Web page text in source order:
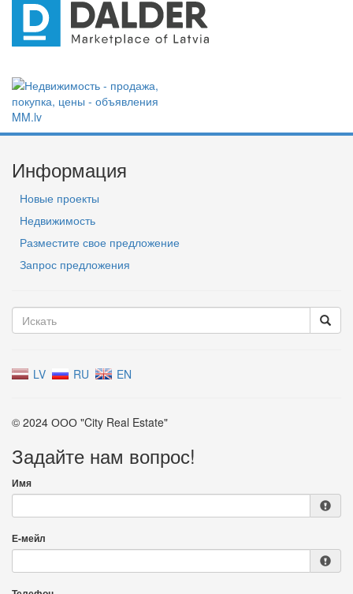
Информация
Новые проекты
Недвижимость
Разместите свое предложение
Запрос предложения
LV RU EN
© 2024 ООО "City Real Estate"
Задайте нам вопрос!
Имя
Е-мейл